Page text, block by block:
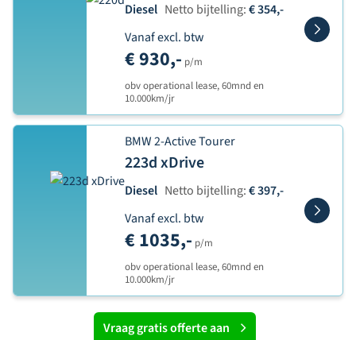
Diesel Netto bijtelling:€ 354,-
Vanaf excl. btw
€ 930,- p/m
obv operational lease, 60mnd en
10.000km/jr
BMW 2-Active Tourer
223d xDrive
Diesel Netto bijtelling:€ 397,-
Vanaf excl. btw
€ 1035,- p/m
obv operational lease, 60mnd en
10.000km/jr
Vraag gratis offerte aan